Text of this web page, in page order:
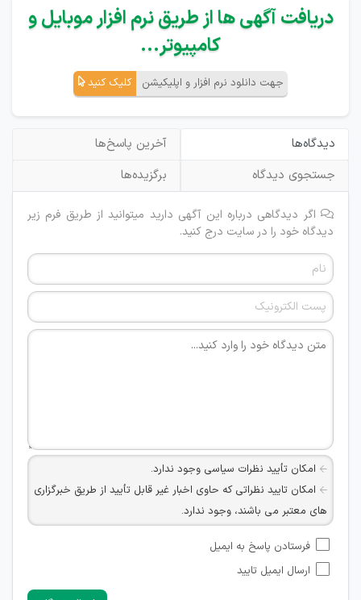
دریافت آگهی ها از طریق نرم افزار موبایل و
کامپیوتر...
جهت دانلود نرم افزار و اپلیکیشن کلیک کنید
دیدگاه‌ها
آخرین پاسخ‌ها
جستجوی دیدگاه
برگزیده‌ها
اگر دیدگاهی درباره این آگهی دارید میتوانید از طریق فرم زیر
دیدگاه خود را در سایت درج کنید.
امکان تأیید نظرات سیاسی وجود ندارد.
امکان تایید نظراتی که حاوی اخبار غیر قابل تأیید از طریق خبرگزاری
های معتبر می باشند، وجود ندارد.
شبکه های مجازی ارتباطی می باشند وجود ندارد.
امکان تأیید نظرات کاربرانی که به هر طریقی قصد مأیوس کردن
فرستادن پاسخ به ایمیل
ارسال ایمیل تایید